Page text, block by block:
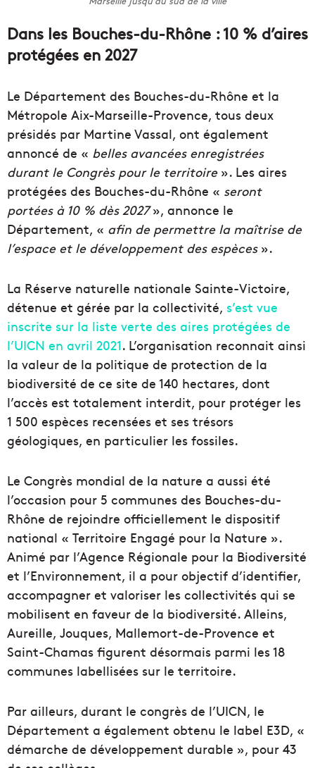
Dans les Bouches-du-Rhône : 10 % d’aires
protégées en 2027
Le Département des Bouches-du-Rhône et la
Métropole Aix-Marseille-Provence, tous deux
présidés par Martine Vassal, ont également
annoncé de « belles avancées enregistrées
durant le Congrès pour le territoire ». Les aires
protégées des Bouches-du-Rhône « seront
portées à 10 % dès 2027», annonce le
Département, « afin de permettre la maîtrise de
l’espace et le développement des espèces».
La Réserve naturelle nationale Sainte-Victoire,
détenue et gérée par la collectivité, s’est vue
inscrite sur la liste verte des aires protégées de
l’UICN en avril 2021. L’organisation reconnait ainsi
la valeur de la politique de protection de la
biodiversité de ce site de 140 hectares, dont
l’accès est totalement interdit, pour protéger les
1 500 espèces recensées et ses trésors
géologiques, en particulier les fossiles.
Le Congrès mondial de la nature a aussi été
l’occasion pour 5 communes des Bouches-du-
Rhône de rejoindre officiellement le dispositif
national « Territoire Engagé pour la Nature ».
Animé par l’Agence Régionale pour la Biodiversité
et l’Environnement, il a pour objectif d’identifier,
accompagner et valoriser les collectivités qui se
mobilisent en faveur de la biodiversité. Alleins,
Aureille, Jouques, Mallemort-de-Provence et
Saint-Chamas figurent désormais parmi les 18
communes labellisées sur le territoire.
Par ailleurs, durant le congrès de l’UICN, le
Département a également obtenu le label E3D, «
démarche de développement durable », pour 43